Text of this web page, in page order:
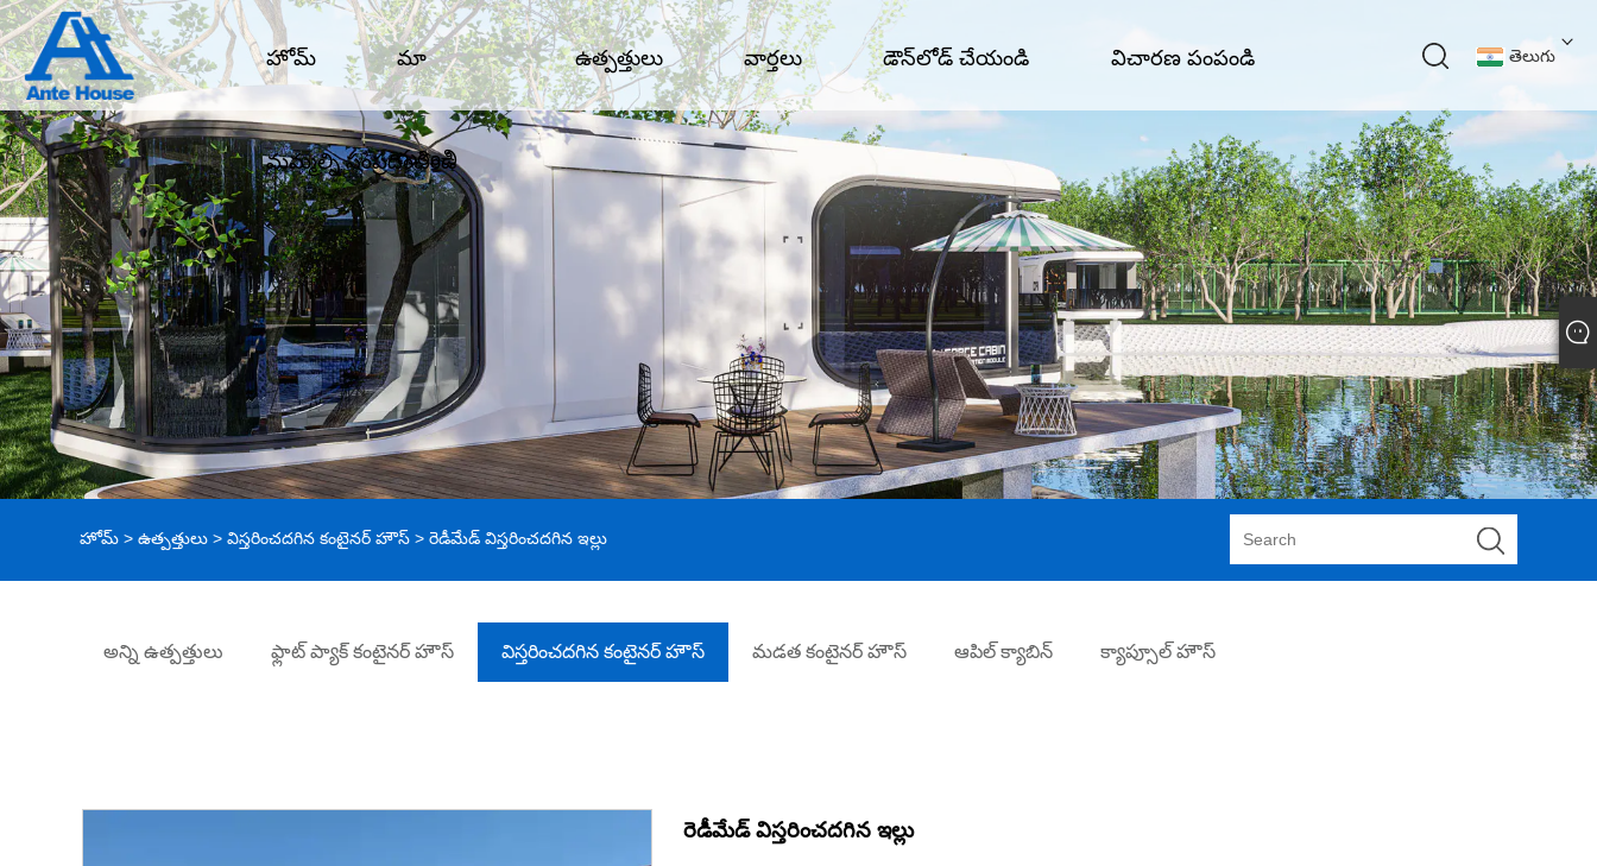
హోమ్ మా
గురించి
ఉత్పత్తులు వార్తలు డౌన్‌లోడ్ చేయండి విచారణ పంపండి
మమ్మల్ని సంప్రదించండి
తెలుగు
హోమ్ > ఉత్పత్తులు >విస్తరించదగిన కంటైనర్ హౌస్ > రెడీమేడ్ విస్తరించదగిన ఇల్లు
అన్ని ఉత్పత్తులు ఫ్లాట్ ప్యాక్ కంటైనర్ హౌస్ విస్తరించదగిన కంటైనర్ హౌస్ మడత కంటైనర్ హౌస్ ఆపిల్ క్యాబిన్ క్యాప్సూల్ హౌస్
రెడీమేడ్ విస్తరించదగిన ఇల్లు